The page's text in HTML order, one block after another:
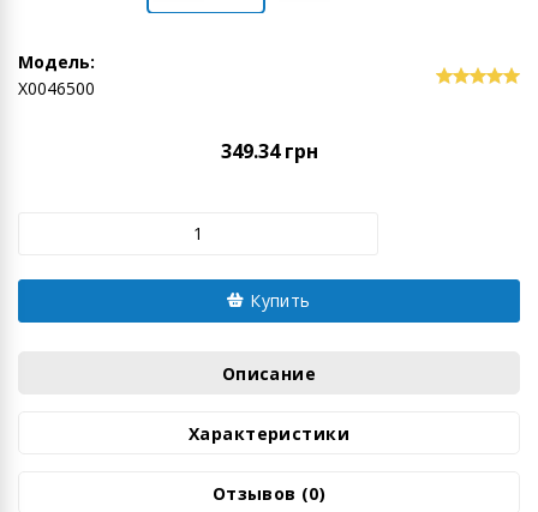
Модель:
Х0046500
349.34 грн
Купить
Описание
Характеристики
Отзывов (0)